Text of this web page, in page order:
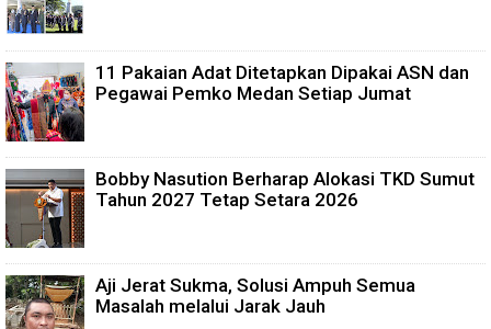
11 Pakaian Adat Ditetapkan Dipakai ASN dan
Pegawai Pemko Medan Setiap Jumat
Bobby Nasution Berharap Alokasi TKD Sumut
Tahun 2027 Tetap Setara 2026
Aji Jerat Sukma, Solusi Ampuh Semua
Masalah melalui Jarak Jauh